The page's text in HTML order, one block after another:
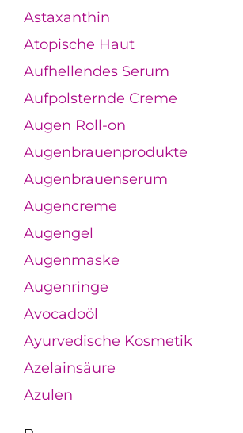
Astaxanthin
Atopische Haut
Aufhellendes Serum
Aufpolsternde Creme
Augen Roll-on
Augenbrauenprodukte
Augenbrauenserum
Augencreme
Augengel
Augenmaske
Augenringe
Avocadoöl
Ayurvedische Kosmetik
Azelainsäure
Azulen